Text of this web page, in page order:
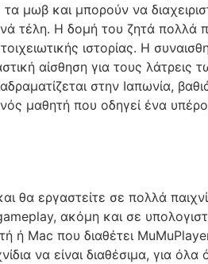
μωβ και μπορούν να
τέλη. Η δομή του ζητά πολλά
ιστορίας. Η
αίσθηση για τους λάτρεις
στην Ιαπωνία,
μαθητή που οδηγεί ένα
θα εργαστείτε σε πολλά
ακόμη και σε
ή Mac που διαθέτει
να είναι διαθέσιμα, για